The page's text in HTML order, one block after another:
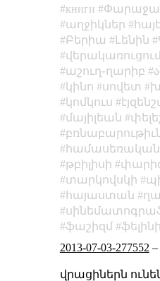
книги
աղջիկներ
Բերիա
Լենին
աշուղ֊ղարիբ
կինո
սովետ
կոմկուս
մայիլեան
թբիլիսի
տարկովսկի
հայաստան
ֆաշիզմ
ֆելինի
2013-07-03-277552 –
վրացիներն